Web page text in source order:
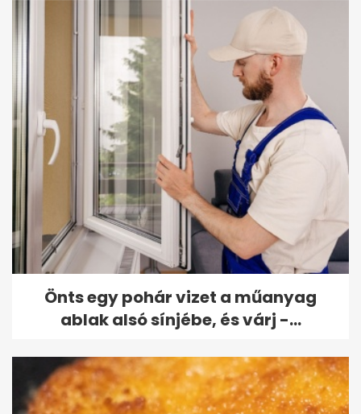
Önts egy pohár vizet a műanyag
ablak alsó sínjébe, és várj -...